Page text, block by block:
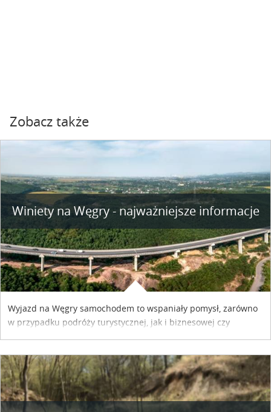
Zobacz także
Winiety na Węgry - najważniejsze informacje
Wyjazd na Węgry samochodem to wspaniały pomysł, zarówno
w przypadku podróży turystycznej, jak i biznesowej czy
współpracy reklamowej z Hungary Vignette.